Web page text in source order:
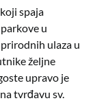
spaja
u
ulaza u
željne
upravo je
tvrđavu sv.